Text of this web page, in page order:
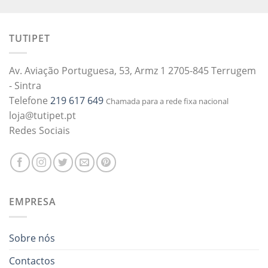
TUTIPET
Av. Aviação Portuguesa, 53, Armz 1 2705-845 Terrugem
- Sintra
Telefone 219 617 649 Chamada para a rede fixa nacional
loja@tutipet.pt
Redes Sociais
EMPRESA
Sobre nós
Contactos